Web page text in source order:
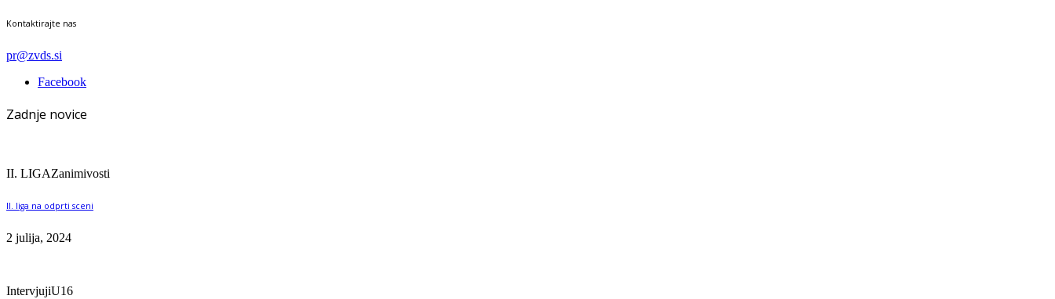
Kontaktirajte nas
pr@zvds.si
Facebook
Zadnje novice
II. LIGAZanimivosti
II. liga na odprti sceni
2 julija, 2024
IntervjujiU16